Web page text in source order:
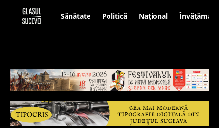
Sănătate Politică Național Învățământ